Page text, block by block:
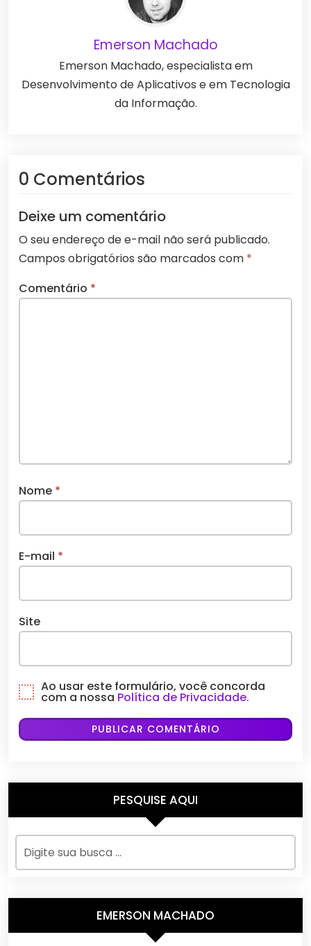
Emerson Machado
Emerson Machado, especialista em
Desenvolvimento de Aplicativos e em Tecnologia
da Informação.
0 Comentários
Deixe um comentário
O seu endereço de e-mail não será publicado.
Campos obrigatórios são marcados com *
Comentário *
Nome *
E-mail *
Site
Ao usar este formulário, você concorda
com a nossa Política de Privacidade.
PESQUISE AQUI
EMERSON MACHADO